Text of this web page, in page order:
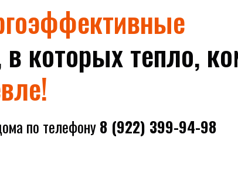
в которых тепло,
по телефону8 (922) 399-94-98